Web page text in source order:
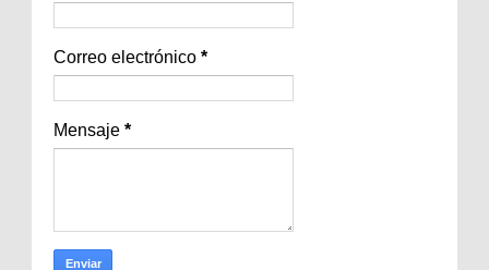
Correo electrónico *
Mensaje *